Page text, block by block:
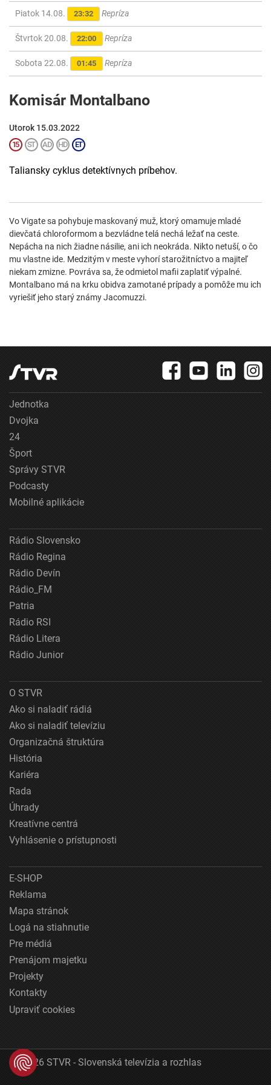
Piatok 14.08. 23:32 Repríza
Štvrtok 20.08. 22:00 Repríza
Sobota 22.08. 01:45 Repríza
Komisár Montalbano
Utorok 15.03.2022
Taliansky cyklus detektívnych príbehov.
Vo Vigate sa pohybuje maskovaný muž, ktorý omamuje mladé
dievčatá chloroformom a bezvládne telá nechá ležať na ceste.
Nepácha na nich žiadne násilie, ani ich neokráda. Nikto netuší, o čo
mu vlastne ide. Medzitým v meste vyhorí starožitníctvo a majiteľ
niekam zmizne. Povráva sa, že odmietol mafii zaplatiť výpalné.
Montalbano má na krku obidva zamotané prípady a pomôže mu ich
vyriešiť jeho starý známy Jacomuzzi.
Jednotka
Dvojka
24
Šport
Správy STVR
Podcasty
Mobilné aplikácie
Rádio Slovensko
Rádio Regina
Rádio Devín
Rádio_FM
Patria
Rádio RSI
Rádio Litera
Rádio Junior
O STVR
Ako si naladiť rádiá
Ako si naladiť televíziu
Organizačná štruktúra
História
Kariéra
Rada
Úhrady
Kreatívne centrá
Vyhlásenie o prístupnosti
E-SHOP
Reklama
Mapa stránok
Logá na stiahnutie
Pre médiá
Prenájom majetku
Projekty
Kontakty
Upraviť cookies
© 2026 STVR - Slovenská televízia a rozhlas